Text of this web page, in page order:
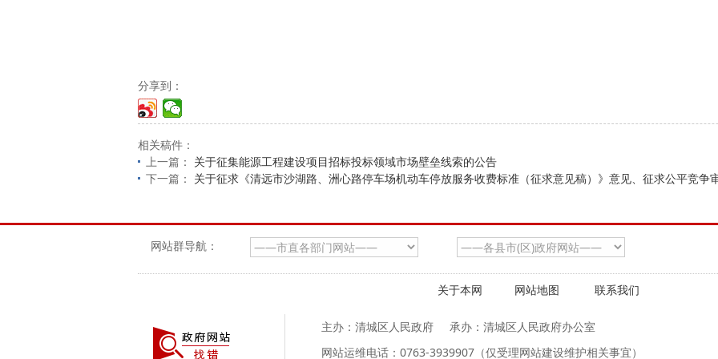
分享到：
相关稿件：
上一篇： 关于征集能源工程建设项目招标投标领域市场壁垒线索的公告
下一篇： 关于征求《清远市沙湖路、洲心路停车场机动车停放服务收费标准（征求意见稿）》意见、征求公平竞争
网站群导航：
关于本网 网站地图 联系我们
主办：清城区人民政府
承办：清城区人民政府办公室
网站运维电话：0763-3939907（仅受理网站建设维护相关事宜）